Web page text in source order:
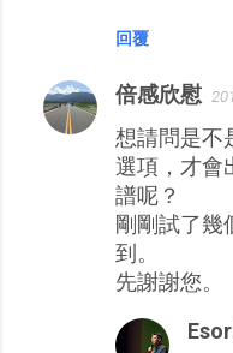
回覆
倍感欣慰
想請問是不
選項，才會
譜呢？
剛剛試了幾
到。
先謝謝您。